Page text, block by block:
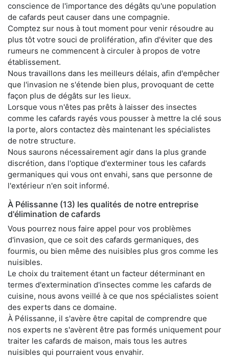
conscience de l'importance des dégâts qu'une population
de cafards peut causer dans une compagnie.
Comptez sur nous à tout moment pour venir résoudre au
plus tôt votre souci de prolifération, afin d'éviter que des
rumeurs ne commencent à circuler à propos de votre
établissement.
Nous travaillons dans les meilleurs délais, afin d'empêcher
que l'invasion ne s'étende bien plus, provoquant de cette
façon plus de dégâts sur les lieux.
Lorsque vous n'êtes pas prêts à laisser des insectes
comme les cafards rayés vous pousser à mettre la clé sous
la porte, alors contactez dès maintenant les spécialistes
de notre structure.
Nous saurons nécessairement agir dans la plus grande
discrétion, dans l'optique d'exterminer tous les cafards
germaniques qui vous ont envahi, sans que personne de
l'extérieur n'en soit informé.
À Pélissanne (13) les qualités de notre entreprise
d'élimination de cafards
Vous pourrez nous faire appel pour vos problèmes
d'invasion, que ce soit des cafards germaniques, des
fourmis, ou bien même des nuisibles plus gros comme les
nuisibles.
Le choix du traitement étant un facteur déterminant en
termes d'extermination d'insectes comme les cafards de
cuisine, nous avons veillé à ce que nos spécialistes soient
des experts dans ce domaine.
À Pélissanne, il s'avère être capital de comprendre que
nos experts ne s'avèrent être pas formés uniquement pour
traiter les cafards de maison, mais tous les autres
nuisibles qui pourraient vous envahir.